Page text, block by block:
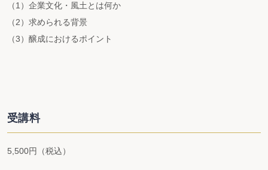
（1）企業文化・風土とは何か
（2）求められる背景
（3）醸成におけるポイント
受講料
5,500円（税込）